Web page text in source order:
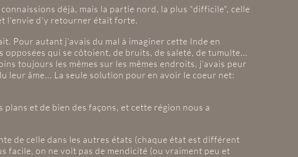
déjà, mais la partie nord, la plus "difficile", celle
l'envie d'y retourner était forte.
Pour autant j'avais du mal à imaginer cette Inde en
qui se côtoient, de bruits, de saleté, de tumulte...
toujours les mêmes sur les mêmes endroits, j'avais peur
âme... La seule solution pour en avoir le coeur net:
et de bien des façons, et cette région nous a
de celle dans les autres états (chaque état est différent
facile, on ne voit pas de mendicité (ou vraiment peu et